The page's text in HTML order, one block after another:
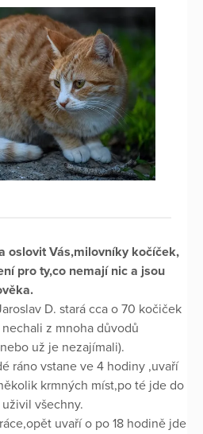
oslovit Vás,milovníky kočíček,
pro ty,co nemají nic a jsou
D. stará cca o 70 kočiček
z mnoha důvodů
už je nezajímali).
ráno vstane ve 4 hodiny ,uvaří
krmných míst,po té jde do
všechny.
uvaří o po 18 hodině jde